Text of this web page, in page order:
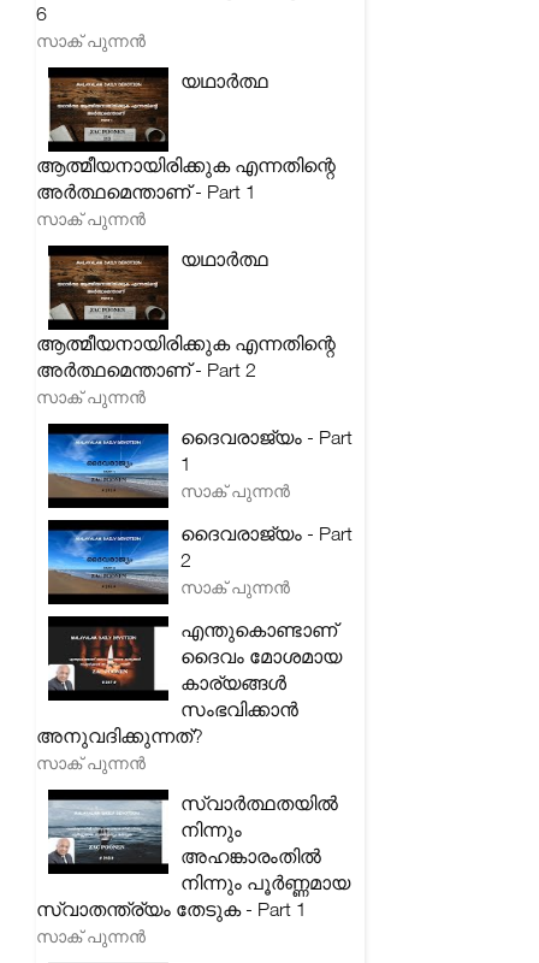
6
സാക് പുന്നൻ
യഥാർത്ഥ
ആത്മീയനായിരിക്കുക എന്നതിന്റെ
അർത്ഥമെന്താണ് - Part 1
സാക് പുന്നൻ
യഥാർത്ഥ
ആത്മീയനായിരിക്കുക എന്നതിന്റെ
അർത്ഥമെന്താണ് - Part 2
സാക് പുന്നൻ
ദൈവരാജ്യം - Part
1
സാക് പുന്നൻ
ദൈവരാജ്യം - Part
2
സാക് പുന്നൻ
എന്തുകൊണ്ടാണ്
ദൈവം മോശമായ
കാര്യങ്ങൾ
സംഭവിക്കാൻ
അനുവദിക്കുന്നത്?
സാക് പുന്നൻ
സ്വാർത്ഥതയിൽ
നിന്നും
അഹങ്കാരംതിൽ
നിന്നും പൂർണ്ണമായ
സ്വാതന്ത്ര്യം തേടുക - Part 1
സാക് പുന്നൻ